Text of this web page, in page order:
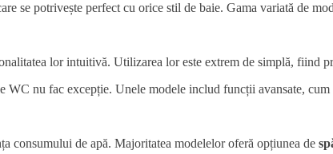
se potrivește perfect cu orice stil de baie. Gama variată de
lor intuitivă. Utilizarea lor este extrem de simplă, fiind
WC nu fac excepție. Unele modele includ funcții avansate, cum
consumului de apă. Majoritatea modelelor oferă opțiunea de